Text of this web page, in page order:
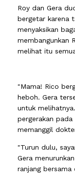
Roy dan Gera
bergetar karena
menyaksikan
membangunkan
melihat itu
"Mama! Rico
heboh. Gera
untuk
pergerakan
memanggil
"Turun dulu,
Gera
ranjang bersama